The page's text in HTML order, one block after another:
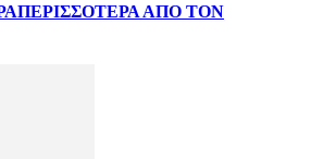
ΠΕΡΙΣΣΟΤΕΡΑ ΑΠΟ ΤΟΝ